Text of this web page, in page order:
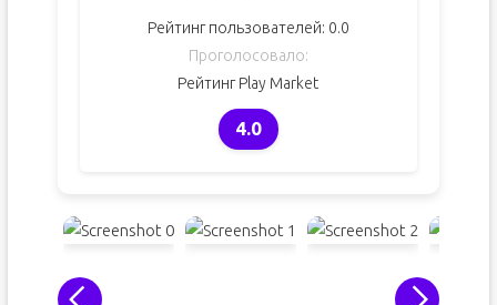
Рейтинг пользователей: 0.0
Проголосовало:
Рейтинг Play Market
4.0